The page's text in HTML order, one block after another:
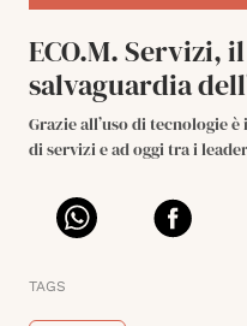
ECO.M. Servizi,
salvaguardia
Grazie all’uso di tecnologie
di servizi e ad oggi tra i
TAGS